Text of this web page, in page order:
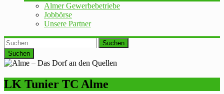
Almer Gewerbebetriebe
Jobbörse
Unsere Partner
Suchen
LK Tunier TC Alme